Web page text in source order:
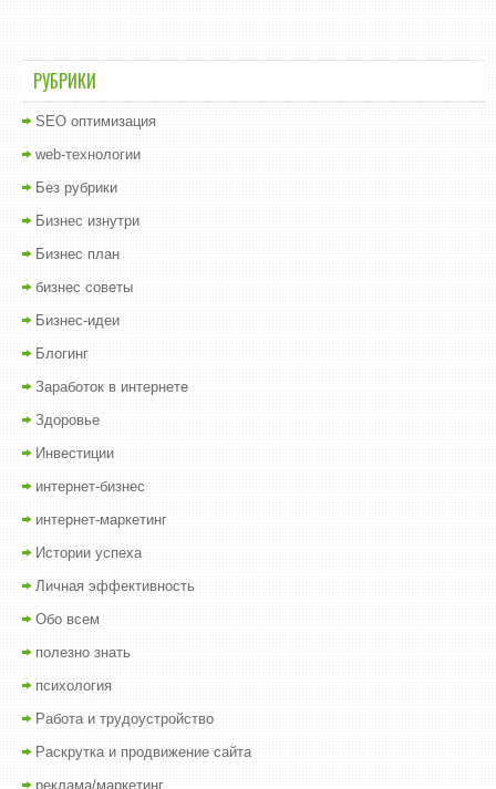
РУБРИКИ
SEO оптимизация
web-технологии
Без рубрики
Бизнес изнутри
Бизнес план
бизнес советы
Бизнес-идеи
Блогинг
Заработок в интернете
Здоровье
Инвестиции
интернет-бизнес
интернет-маркетинг
Истории успеха
Личная эффективность
Обо всем
полезно знать
психология
Работа и трудоустройство
Раскрутка и продвижение сайта
реклама/маркетинг